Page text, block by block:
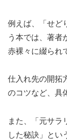
例えば、「せど
う本では、著者
赤裸々に綴られ
仕入れ先の開拓
のコツなど、具
また、「元サラ
した秘訣」とい